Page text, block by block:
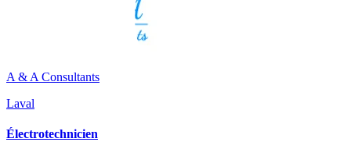
A & A Consultants
Laval
Électrotechnicien